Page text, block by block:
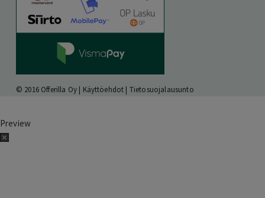
© 2016 Offerilla Oy | Käyttöehdot | Tietosuojalausunto
Preview